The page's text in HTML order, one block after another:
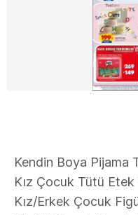
Kendin Boya Pijama
Kız Çocuk Tütü
Kız/Erkek Çocuk